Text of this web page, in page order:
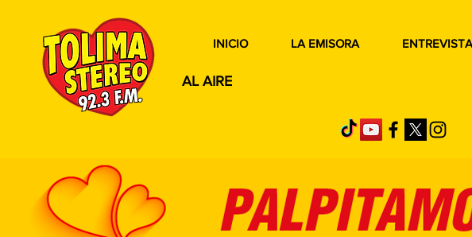
AL AIRE
INICIO LA EMISORA